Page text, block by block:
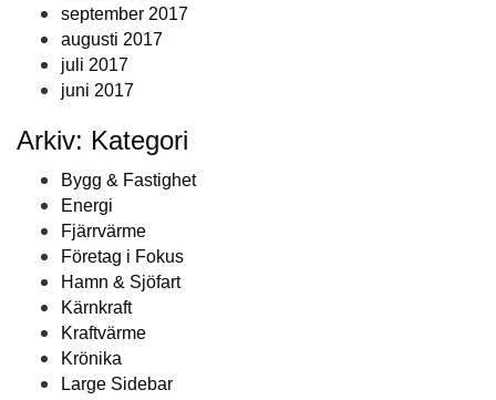
september 2017
augusti 2017
juli 2017
juni 2017
Arkiv: Kategori
Bygg & Fastighet
Energi
Fjärrvärme
Företag i Fokus
Hamn & Sjöfart
Kärnkraft
Kraftvärme
Krönika
Large Sidebar